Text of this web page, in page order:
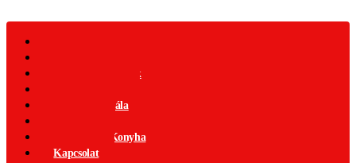
Ajándék Termékek
Csípősségi-Skála
Nemzetközi Konyha
Kapcsolat